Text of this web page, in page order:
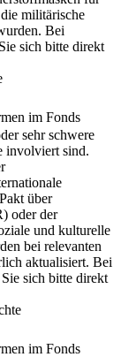
militärische
Bei
sich bitte direkt
im Fonds
sehr schwere
involviert sind.
über
oder der
und kulturelle
bei relevanten
aktualisiert. Bei
sich bitte direkt
im Fonds